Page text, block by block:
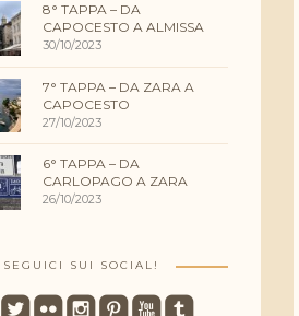
8° TAPPA – DA
CAPOCESTO A ALMISSA
30/10/2023
7° TAPPA – DA ZARA A
CAPOCESTO
27/10/2023
6° TAPPA – DA
CARLOPAGO A ZARA
26/10/2023
SEGUICI SUI SOCIAL!